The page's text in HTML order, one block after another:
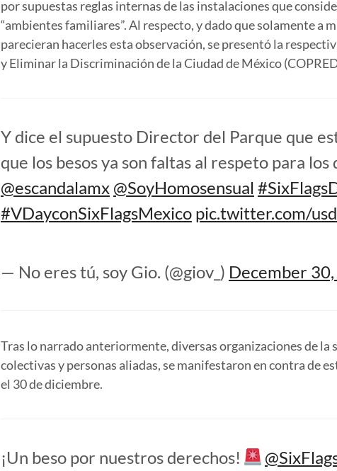
por supuestas reglas internas de las instalaciones que
“ambientes familiares”. Al respecto, y dado que solamente a
parecieran hacerles esta observación, se presentó la
y Eliminar la Discriminación de la Ciudad de México
Y dice el supuesto Director del Parque que
que los besos ya son faltas al respeto para los
@escandalamx @SoyHomosensual
#VDayconSixFlagsMexico pic.twitter.com/
— No eres tú, soy Gio. (@giov_) December
Tras lo narrado anteriormente, diversas organizaciones de la
colectivas y personas aliadas, se manifestaron en contra de
el 30 de diciembre.
¡Un beso por nuestros derechos!